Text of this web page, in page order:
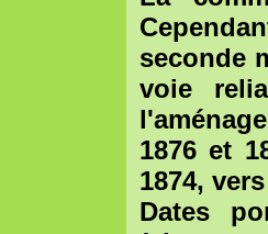
seconde
voie
1876 et
1874,
Dates